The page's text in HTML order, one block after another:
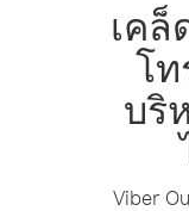
เค
โท
บริ
Viber